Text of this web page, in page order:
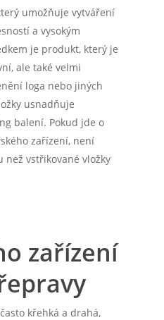
umožňuje vytváření
a vysokým
je produkt, který je
ale také velmi
loga nebo jiných
usnadňuje
balení. Pokud jde o
zařízení, není
než vstřikované vložky
zařízení
křehká a drahá,